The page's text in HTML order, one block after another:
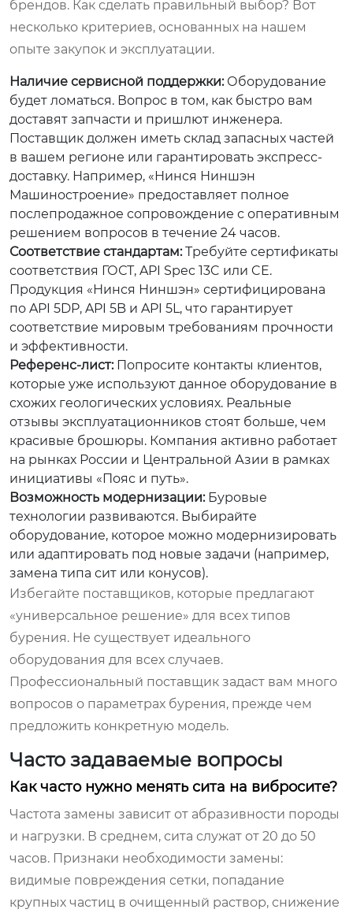
брендов. Как сделать правильный выбор? Вот
несколько критериев, основанных на нашем
опыте закупок и эксплуатации.
Наличие сервисной поддержки:Оборудование
будет ломаться. Вопрос в том, как быстро вам
доставят запчасти и пришлют инженера.
Поставщик должен иметь склад запасных частей
в вашем регионе или гарантировать экспресс-
доставку. Например, «Нинся Ниншэн
Машиностроение» предоставляет полное
послепродажное сопровождение с оперативным
решением вопросов в течение 24 часов.
Соответствие стандартам:Требуйте сертификаты
соответствия ГОСТ, API Spec 13C или CE.
Продукция «Нинся Ниншэн» сертифицирована
по API 5DP, API 5B и API 5L, что гарантирует
соответствие мировым требованиям прочности
и эффективности.
Референс-лист:Попросите контакты клиентов,
которые уже используют данное оборудование в
схожих геологических условиях. Реальные
отзывы эксплуатационников стоят больше, чем
красивые брошюры. Компания активно работает
на рынках России и Центральной Азии в рамках
инициативы «Пояс и путь».
Возможность модернизации:Буровые
технологии развиваются. Выбирайте
оборудование, которое можно модернизировать
или адаптировать под новые задачи (например,
замена типа сит или конусов).
Избегайте поставщиков, которые предлагают
«универсальное решение» для всех типов
бурения. Не существует идеального
оборудования для всех случаев.
Профессиональный поставщик задаст вам много
вопросов о параметрах бурения, прежде чем
предложить конкретную модель.
Часто задаваемые вопросы
Как часто нужно менять сита на вибросите?
Частота замены зависит от абразивности породы
и нагрузки. В среднем, сита служат от 20 до 50
часов. Признаки необходимости замены:
видимые повреждения сетки, попадание
крупных частиц в очищенный раствор, снижение